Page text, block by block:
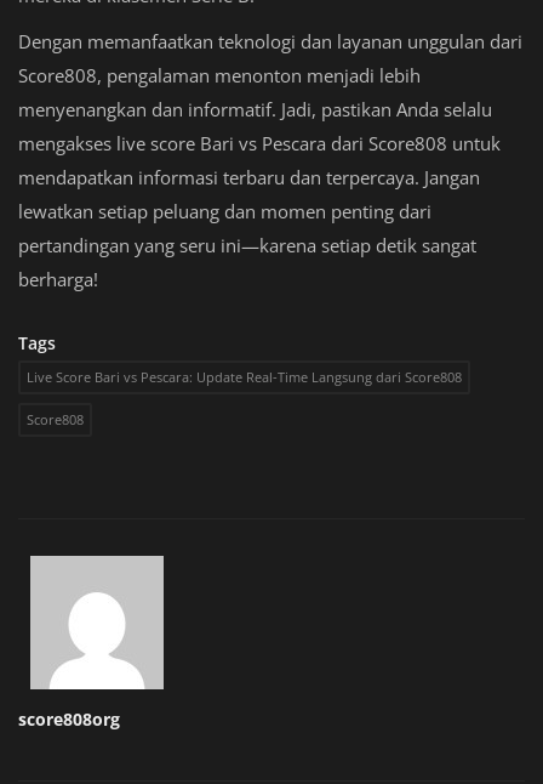
Dengan memanfaatkan teknologi dan layanan unggulan dari
Score808, pengalaman menonton menjadi lebih
menyenangkan dan informatif. Jadi, pastikan Anda selalu
mengakses live score Bari vs Pescara dari Score808 untuk
mendapatkan informasi terbaru dan terpercaya. Jangan
lewatkan setiap peluang dan momen penting dari
pertandingan yang seru ini—karena setiap detik sangat
berharga!
Tags
Live Score Bari vs Pescara: Update Real-Time Langsung dari Score808
Score808
score808org